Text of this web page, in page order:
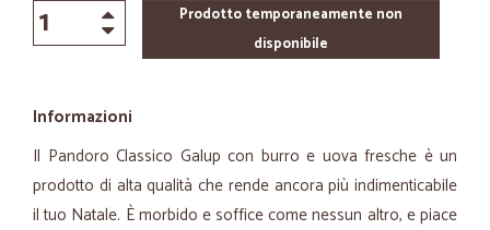
Prodotto temporaneamente non
disponibile
Informazioni
Il Pandoro Classico Galup con burro e uova fresche è un
prodotto di alta qualità che rende ancora più indimenticabile
il tuo Natale. È morbido e soffice come nessun altro, e piace